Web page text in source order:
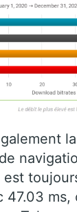
est
47.03